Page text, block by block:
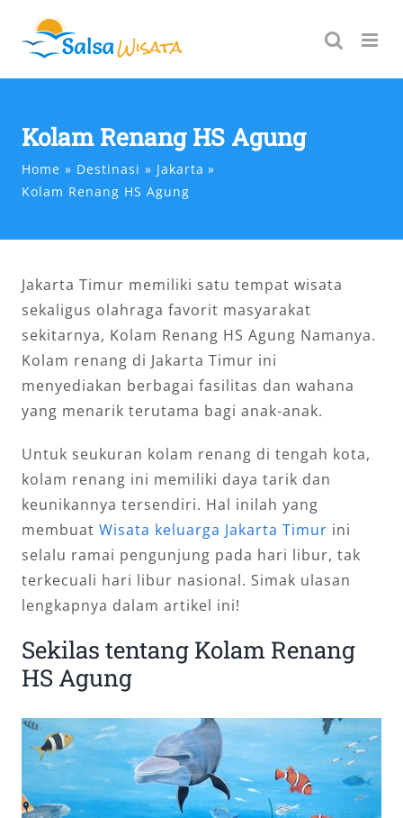
content
Kolam Renang HS Agung
Home Destinasi
Jakarta
Kolam Renang HS Agung
Jakarta Timur memiliki satu tempat wisata
sekaligus olahraga favorit masyarakat
sekitarnya, Kolam Renang HS Agung Namanya.
Kolam renang di Jakarta Timur ini
menyediakan berbagai fasilitas dan wahana
yang menarik terutama bagi anak-anak.
Untuk seukuran kolam renang di tengah kota,
kolam renang ini memiliki daya tarik dan
keunikannya tersendiri. Hal inilah yang
membuat Wisata keluarga Jakarta Timur ini
selalu ramai pengunjung pada hari libur, tak
terkecuali hari libur nasional. Simak ulasan
lengkapnya dalam artikel ini!
Sekilas tentang Kolam Renang
HS Agung